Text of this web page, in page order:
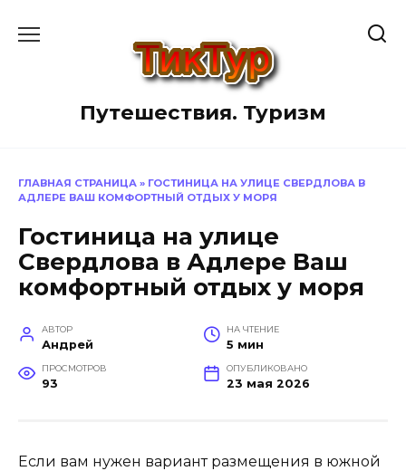
Путешествия. Туризм
ГЛАВНАЯ СТРАНИЦА » ГОСТИНИЦА НА УЛИЦЕ СВЕРДЛОВА В
АДЛЕРЕ ВАШ КОМФОРТНЫЙ ОТДЫХ У МОРЯ
Гостиница на улице
Свердлова в Адлере Ваш
комфортный отдых у моря
АВТОР
Андрей
НА ЧТЕНИЕ
5 мин
ПРОСМОТРОВ
93
ОПУБЛИКОВАНО
23 мая 2026
Если вам нужен вариант размещения в южной